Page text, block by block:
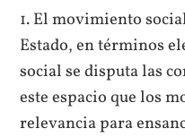
1. El movimiento
Estado, en términos
social se disputa las
este espacio que los
relevancia para